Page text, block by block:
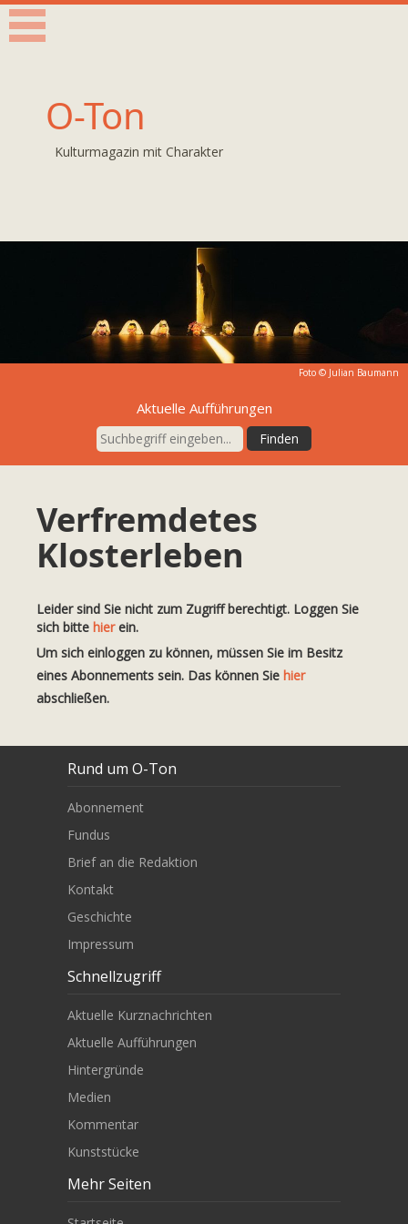
O-Ton
Kulturmagazin mit Charakter
Foto © Julian Baumann
Aktuelle Aufführungen
Verfremdetes
Klosterleben
Leider sind Sie nicht zum Zugriff berechtigt. Loggen Sie
sich bitte hierein.
Um sich einloggen zu können, müssen Sie im Besitz
eines Abonnements sein. Das können Sie hier
abschließen.
Rund um O-Ton
Abonnement
Fundus
Brief an die Redaktion
Kontakt
Geschichte
Impressum
Schnellzugriff
Aktuelle Kurznachrichten
Aktuelle Aufführungen
Hintergründe
Medien
Kommentar
Kunststücke
Mehr Seiten